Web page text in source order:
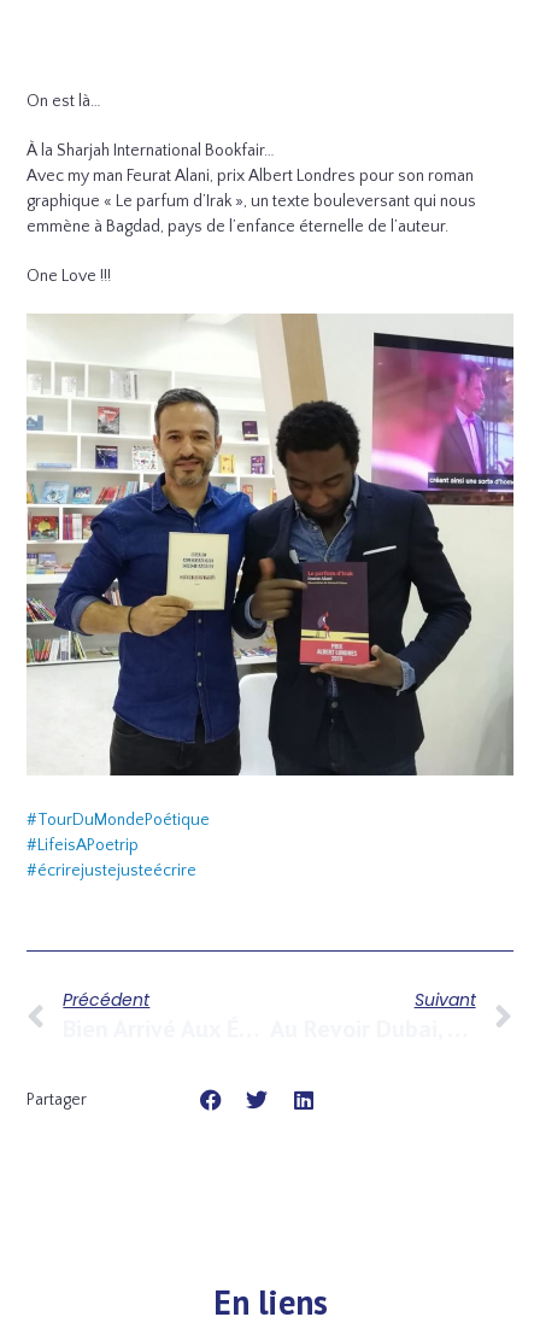
On est là…
À la Sharjah International Bookfair…
Avec my man Feurat Alani, prix Albert Londres pour son roman
graphique « Le parfum d’Irak », un texte bouleversant qui nous
emmène à Bagdad, pays de l’enfance éternelle de l’auteur.
One Love !!!
#TourDuMondePoétique
#LifeisAPoetrip
#écrirejustejusteécrire
Précédent Suivant
Partager
En liens